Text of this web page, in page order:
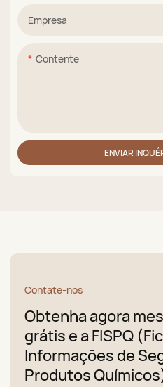
Empresa
Contente
ENVIAR
Contate-nos
Obtenha agora
grátis e a FISPQ
Informações de
Produtos